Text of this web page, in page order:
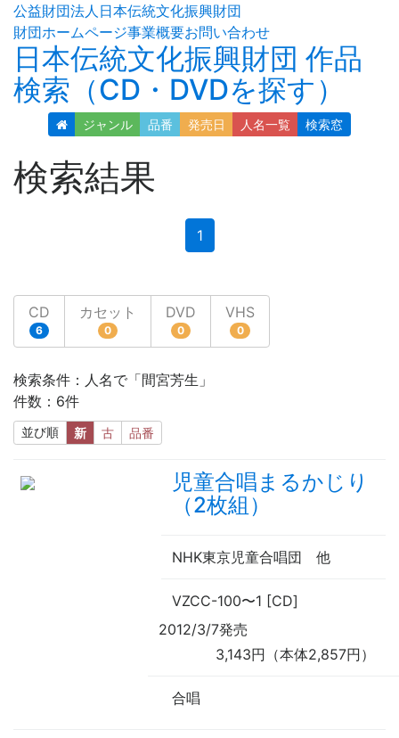
公益財団法人日本伝統文化振興財団
財団ホームページ事業概要お問い合わせ
日本伝統文化振興財団 作品
検索（CD・DVDを探す）
ジャンル 品番 発売日 人名一覧 検索窓
検索結果
1(current)
CD
6
カセット
0
DVD
0
VHS
0
検索条件：人名で「間宮芳生」
件数：6件
並び順 新 古 品番
児童合唱まるかじり
（2枚組）
NHK東京児童合唱団 他
VZCC-100〜1 [CD]
2012/3/7発売
3,143円（本体2,857円）
合唱